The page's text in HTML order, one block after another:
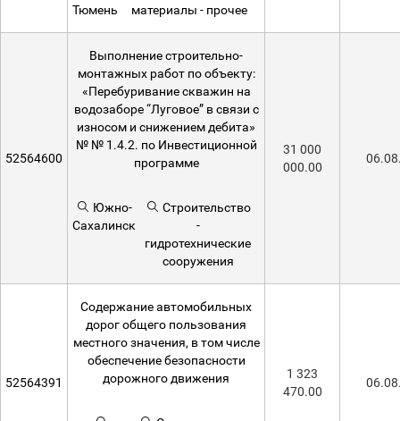
Тюмень
материалы - прочее
52564600
Выполнение строительно-
монтажных работ по объекту:
«Перебуривание скважин на
водозаборе “Луговое” в связи с
износом и снижением дебита»
№ № 1.4.2. по Инвестиционной
программе
Южно-
Сахалинск
Строительство
-
гидротехнические
сооружения
31 000
000.00
52564391
Содержание автомобильных
дорог общего пользования
местного значения, в том числе
обеспечение безопасности
дорожного движения
1 323
470.00